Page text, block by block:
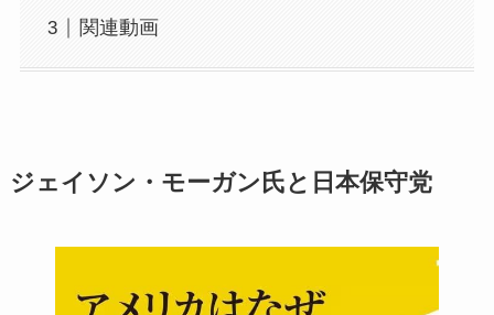
関連動画
ジェイソン・モーガン氏と日本保守党